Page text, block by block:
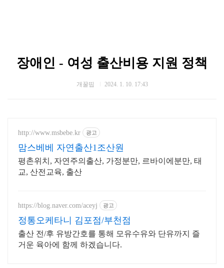
장애인 - 여성 출산비용 지원 정책
개꿀띱 2024. 1. 10. 17:43
http://www.msbebe.kr 광고
맘스베베 자연출산1조산원
평촌위치, 자연주의출산, 가정분만, 르바이에분만, 태
교, 산전교육, 출산
https://blog.naver.com/aceyj 광고
정통오케타니 김포점/부천점
출산 전/후 유방간호를 통해 모유수유와 단유까지 즐
거운 육아에 함께 하겠습니다.